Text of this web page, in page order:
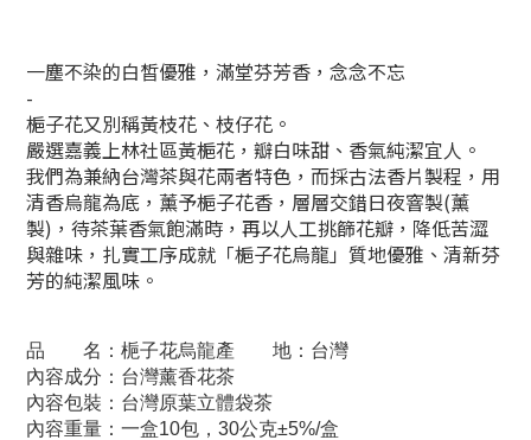
一塵不染的白皙優雅，滿堂芬芳香，念念不忘
-
梔子花又別稱黃枝花、枝仔花。
嚴選嘉義上林社區黃梔花，瓣白味甜、香氣純潔宜人。
我們為兼納台灣茶與花兩者特色，而採古法香片製程，用
清香烏龍為底，薰予梔子花香，層層交錯日夜窨製(薰
製)，待茶葉香氣飽滿時，再以人工挑篩花瓣，降低苦澀
與雜味，扎實工序成就「梔子花烏龍」質地優雅、清新芬
芳的純潔風味。
品　　名：梔子花烏龍產　　地：台灣
內容成分：台灣薰香花茶
內容包裝：台灣原葉立體袋茶
內容重量：一盒10包，30公克±5%/盒